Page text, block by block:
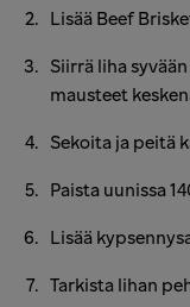
Lisää Beef
Siirrä liha
mausteet
Sekoita ja peitä
Paista uunissa
Lisää
Tarkista lihan